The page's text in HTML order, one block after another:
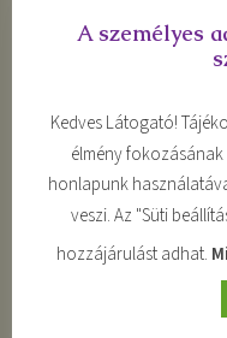
Közös emberi
A személyes
Kedves Látogató!
élmény
honlapunk
veszi. Az "Süti
hozzájárulást adhat.